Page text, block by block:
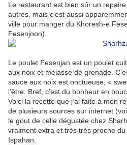
Le restaurant est bien sûr un
autres, mais c’est aussi
ville pour manger du Khoresh-e
Fesenjoon).
Le poulet Fesenjan est un poulet
aux noix et mélasse de grenade.
sauce aux noix est onctueuse, «
l’être. Bref, c’est du bonheur en
Voici la recette que j’ai faite à mon
de plusieurs sources sur internet
le gout de celle dégustée chez
vraiment extra et très très proche
Ispahan.